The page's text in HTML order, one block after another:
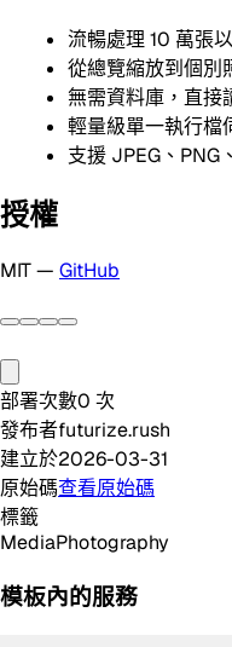
流暢處理 10 萬張
從總覽縮放到個別
無需資料庫，直接
輕量級單一執行檔
支援 JPEG、PNG
授權
MIT — GitHub
部署次數0 次
發布者futurize.rush
建立於2026-03-31
原始碼查看原始碼
標籤
MediaPhotography
模板內的服務